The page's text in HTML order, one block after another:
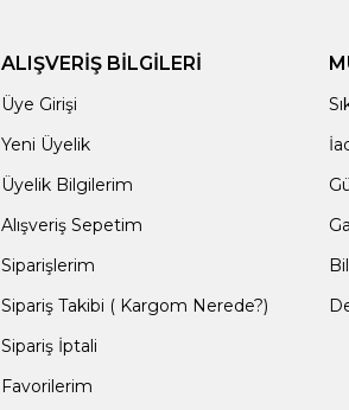
ALIŞVERİŞ BİLGİLERİ
Üye Girişi
Yeni Üyelik
Üyelik Bilgilerim
Alışveriş Sepetim
Siparişlerim
Sipariş Takibi ( Kargom Nerede?)
Sipariş İptali
Favorilerim